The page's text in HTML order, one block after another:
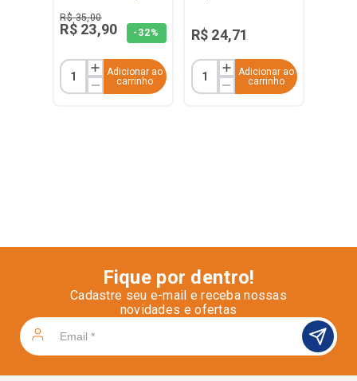
R$ 35,00
R$ 23,90 - 32%
Adicionar ao
carrinho
R$ 24,71
Adicionar ao
carrinho
Fique por dentro!
Cadastre seu e-mail e receba nossas
novidades e ofertas